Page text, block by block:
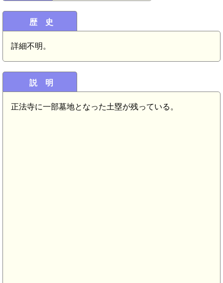
歴 史
詳細不明。
説 明
正法寺に一部墓地となった土塁が残っている。